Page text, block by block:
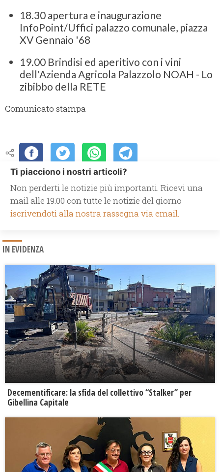
18.30 apertura e inaugurazione
InfoPoint/Uffici palazzo comunale, piazza
XV Gennaio '68
19.00 Brindisi ed aperitivo con i vini
dell'Azienda Agricola Palazzolo NOAH - Lo
zibibbo della RETE
Comunicato stampa
Ti piacciono i nostri articoli?
Non perderti le notizie più importanti. Ricevi una
mail alle 19.00 con tutte le notizie del giorno
iscrivendoti alla nostra rassegna via email.
IN EVIDENZA
Decementificare: la sfida del collettivo “Stalker” per
Gibellina Capitale